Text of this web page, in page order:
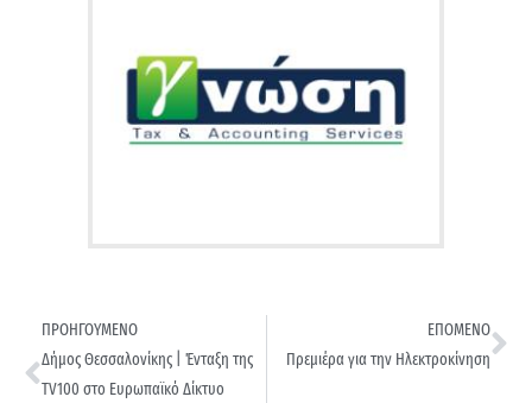
ΠΡΟΗΓΟΥΜΕΝΟ
Δήμος Θεσσαλονίκης | Ένταξη της
TV100 στο Ευρωπαϊκό Δίκτυο
ΕΠΟΜΕΝΟ
Πρεμιέρα για την Ηλεκτροκίνηση